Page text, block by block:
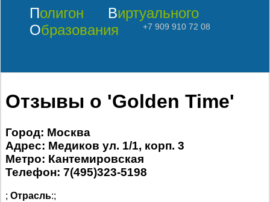
Полигон
Виртуального
Образования
+7 909 910 72 08
Отзывы о 'Golden Time'
Город: Москва
Адрес: Медиков ул. 1/1, корп. 3
Метро: Кантемировская
Телефон: 7(495)323-5198
; Отрасль:;